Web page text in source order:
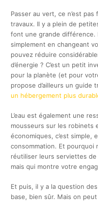
Passer au vert, ce n’est
travaux. Il y a plein de
font une grande différence.
simplement en changeant
pouvez réduire
d’énergie ? C’est un petit
pour la planète (et pour
propose d’ailleurs un guide
un hébergement plus
L’eau est également une
mousseurs sur les robinets
économiques, c’est simple,
consommation. Et pourquoi
réutiliser leurs serviettes de
mais qui montre votre
Et puis, il y a la question
base, bien sûr. Mais on